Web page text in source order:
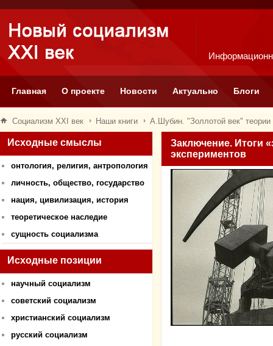
Главная О проекте Новости Актуально Блоги
Социализм XXI век Наши книги А.Шубин. "Золлотой век" теории
Исходные смыслы
онтология, религия, антропология
личность, общество, государство
нация, цивилизация, история
теоретическое наследие
сущность социализма
Исходные позиции
научный социализм
советский социализм
христианский социализм
русский социализм
Заключение. Итоги
экспериментов